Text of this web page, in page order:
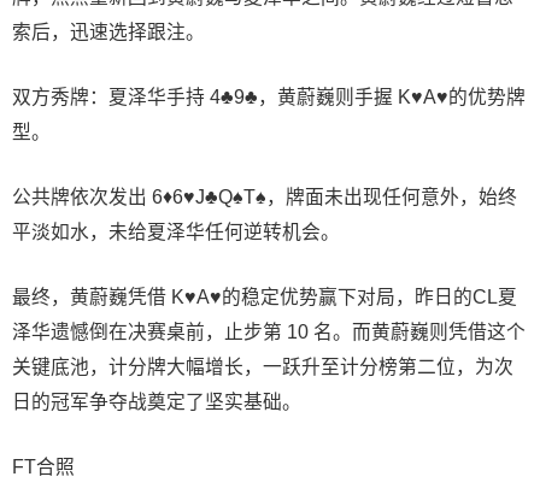
索后，迅速选择跟注。
双方秀牌：夏泽华手持 4♣9♣，黄蔚巍则手握 K♥A♥的优势牌
型。
公共牌依次发出 6♦6♥J♣Q♠T♠，牌面未出现任何意外，始终
平淡如水，未给夏泽华任何逆转机会。
最终，黄蔚巍凭借 K♥A♥的稳定优势赢下对局，昨日的CL夏
泽华遗憾倒在决赛桌前，止步第 10 名。而黄蔚巍则凭借这个
关键底池，计分牌大幅增长，一跃升至计分榜第二位，为次
日的冠军争夺战奠定了坚实基础。
FT合照